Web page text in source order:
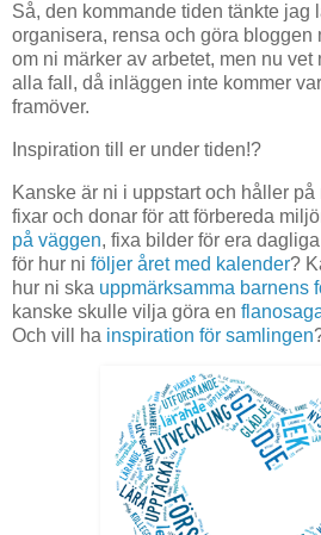
Så, den kommande tiden tänkte jag
organisera, rensa och göra bloggen
om ni märker av arbetet, men nu
alla fall, då inläggen inte kommer
framöver.
Inspiration till er under tiden!?
Kanske är ni i uppstart och håller på
fixar och donar för att förbereda
på väggen, fixa bilder för era dagliga
för hur ni följer året med kalender?
hur ni ska uppmärksamma barnens
kanske skulle vilja göra en
Och vill ha inspiration för samlingen